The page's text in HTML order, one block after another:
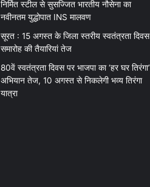
निर्मित स्टील से सुसज्जित भारतीय नौसेना का
नवीनतम युद्धोपात INS मालवण
सूरत : 15 अगस्त के जिला स्तरीय स्वतंत्रता दिवस
समारोह की तैयारियां तेज
80वें स्वतंत्रता दिवस पर भाजपा का ‘हर घर तिरंगा’
अभियान तेज, 10 अगस्त से निकलेगी भव्य तिरंगा
यात्रा